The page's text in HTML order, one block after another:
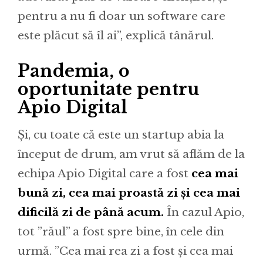
pentru a nu fi doar un software care
este plăcut să îl ai”, explică tânărul.
Pandemia, o
oportunitate pentru
Apio Digital
Și, cu toate că este un startup abia la
început de drum, am vrut să aflăm de la
echipa Apio Digital care a fost cea mai
bună zi, cea mai proastă zi și cea mai
dificilă zi de până acum. În cazul Apio,
tot ”răul” a fost spre bine, în cele din
urmă. ”Cea mai rea zi a fost și cea mai